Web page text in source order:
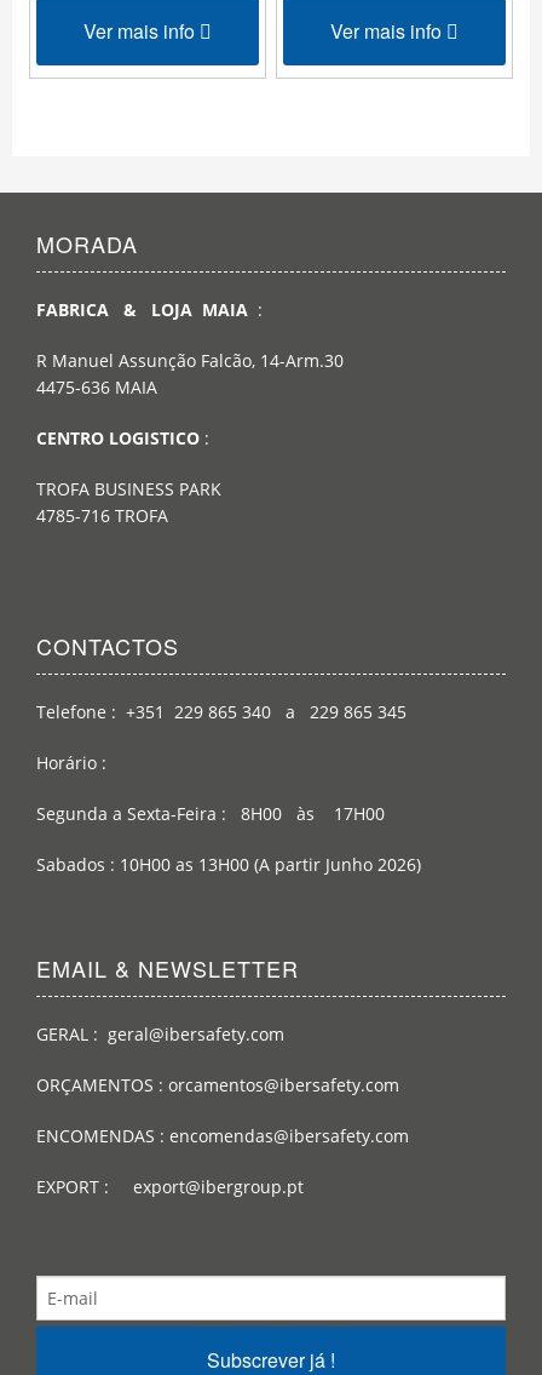
Ver mais info Ver mais info
MORADA
FABRICA & LOJA MAIA :
R Manuel Assunção Falcão, 14-Arm.30
4475-636 MAIA
CENTRO LOGISTICO :
TROFA BUSINESS PARK
4785-716 TROFA
CONTACTOS
Telefone : +351 229 865 340 a 229 865 345
Horário :
Segunda a Sexta-Feira : 8H00 às 17H00
Sabados : 10H00 as 13H00 (A partir Junho 2026)
EMAIL & NEWSLETTER
GERAL : geral@ibersafety.com
ORÇAMENTOS : orcamentos@ibersafety.com
ENCOMENDAS : encomendas@ibersafety.com
EXPORT : export@ibergroup.pt
Subscrever já !